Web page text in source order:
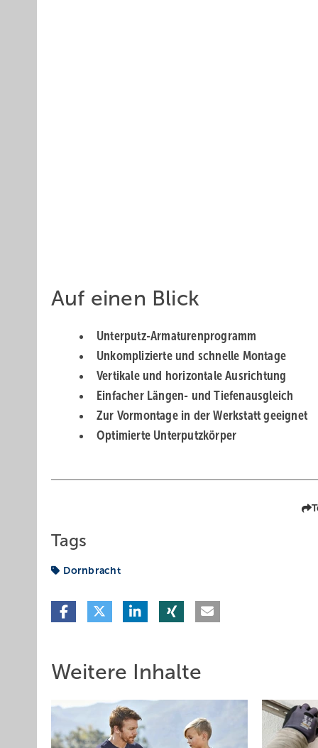
Auf einen Blick
Unterputz-Armaturenprogramm
Unkomplizierte und schnelle Montage
Vertikale und horizontale Ausrichtung
Einfacher Längen- und Tiefenausgleich
Zur Vormontage in der Werkstatt geeignet
Optimierte Unterputzkörper
Tags
Dornbracht
Weitere Inhalte